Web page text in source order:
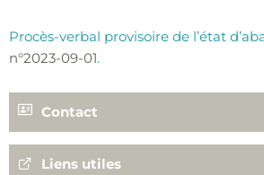
Procès-verbal provisoire de l’état
n°2023-09-01.
Contact
02 97 85 30 30
Liens utiles